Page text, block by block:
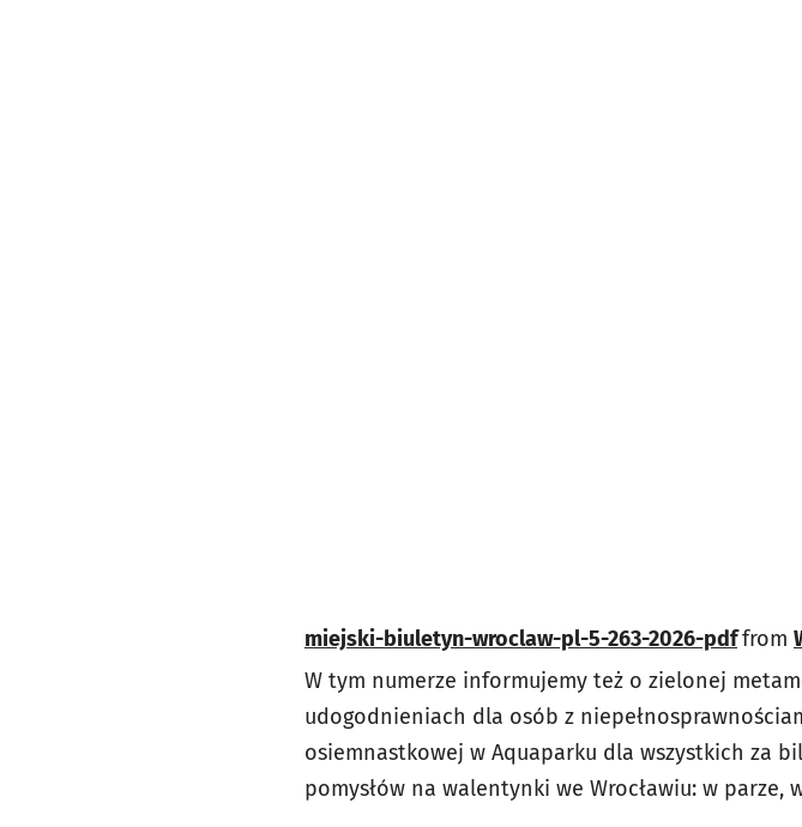
miejski-biuletyn-wroclaw-pl-5-263-2026-pdffrom
W tym numerze informujemy też o zielonej
udogodnieniach dla osób z
osiemnastkowej w Aquaparku dla wszystkich za
pomysłów na walentynki we Wrocławiu: w